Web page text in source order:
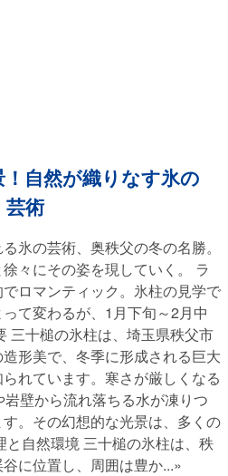
自然が織りなす氷の
芸術
氷の芸術、奥秩父の冬の名勝。
々にその姿を現していく。 ラ
ロマンティック。氷柱の見学で
て変わるが、1月下旬～2月中
三十槌の氷柱は、埼玉県秩父市
形美で、冬季に形成される巨大
れています。寒さが厳しくなる
壁から流れ落ちる水が凍りつ
。その幻想的な光景は、多くの
自然環境 三十槌の氷柱は、秩
に位置し、周囲は豊か...»